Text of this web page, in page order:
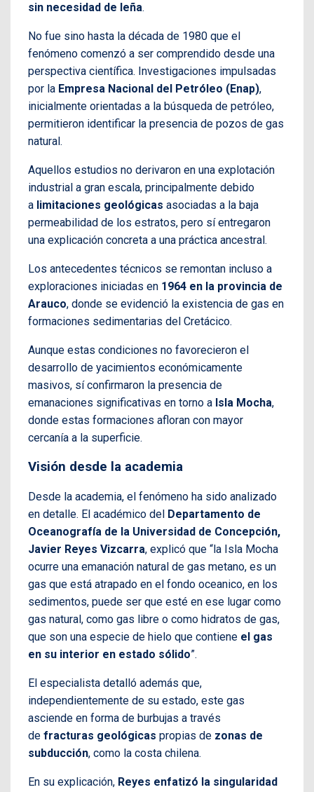
sin necesidad de leña.
No fue sino hasta la década de 1980 que el
fenómeno comenzó a ser comprendido desde una
perspectiva científica. Investigaciones impulsadas
por la Empresa Nacional del Petróleo (Enap),
inicialmente orientadas a la búsqueda de petróleo,
permitieron identificar la presencia de pozos de gas
natural.
Aquellos estudios no derivaron en una explotación
industrial a gran escala, principalmente debido
a limitaciones geológicas asociadas a la baja
permeabilidad de los estratos, pero sí entregaron
una explicación concreta a una práctica ancestral.
Los antecedentes técnicos se remontan incluso a
exploraciones iniciadas en 1964 en la provincia de
Arauco, donde se evidenció la existencia de gas en
formaciones sedimentarias del Cretácico.
Aunque estas condiciones no favorecieron el
desarrollo de yacimientos económicamente
masivos, sí confirmaron la presencia de
emanaciones significativas en torno a Isla Mocha,
donde estas formaciones afloran con mayor
cercanía a la superficie.
Visión desde la academia
Desde la academia, el fenómeno ha sido analizado
en detalle. El académico del Departamento de
Oceanografía de la Universidad de Concepción,
Javier Reyes Vizcarra, explicó que “la Isla Mocha
ocurre una emanación natural de gas metano, es un
gas que está atrapado en el fondo oceanico, en los
sedimentos, puede ser que esté en ese lugar como
gas natural, como gas libre o como hidratos de gas,
que son una especie de hielo que contiene el gas
en su interior en estado sólido”.
El especialista detalló además que,
independientemente de su estado, este gas
asciende en forma de burbujas a través
de fracturas geológicas propias de zonas de
subducción, como la costa chilena.
En su explicación, Reyes enfatizó la singularidad